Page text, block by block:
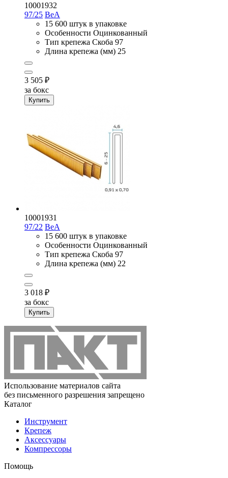
10001932
97/25 BeA
15 600 штук в упаковке
Особенности Оцинкованный
Тип крепежа Скоба 97
Длина крепежа (мм) 25
3 505 ₽
за бокс
Купить
10001931
97/22 BeA
15 600 штук в упаковке
Особенности Оцинкованный
Тип крепежа Скоба 97
Длина крепежа (мм) 22
3 018 ₽
за бокс
Купить
Использование материалов сайта
без письменного разрешения запрещено
Каталог
Инструмент
Крепеж
Аксессуары
Компрессоры
Помощь